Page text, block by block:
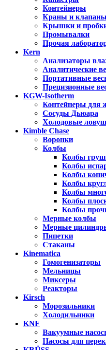
Контейнеры
Краны и клапаны
Крышки и
Промывалки
Прочая
Kern
Анализаторы
Аналитические
Портативные
Прецизионные
KGW-Isotherm
Контейнеры для
Сосуды Дьюара
Холодовые
Kimble Chase
Воронки
Колбы
Колбы
Колбы
Колбы
Колбы
Колбы
Колбы
Колбы
Мерные колбы
Мерные
Пипетки
Стаканы
Kinematica
Гомогенизаторы
Мельницы
Миксеры
Реакторы
Kirsch
Морозильники
Холодильники
KNF
Вакуумные
Насосы для